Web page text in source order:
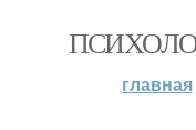
главная